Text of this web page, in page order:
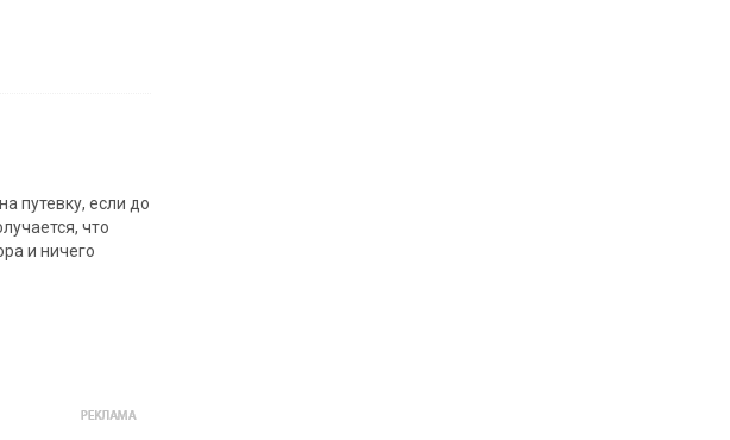
путевку, если до
что
и ничего